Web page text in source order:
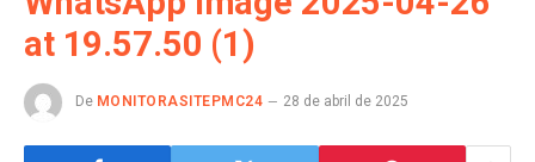
at 19.57.50 (1)
De MONITORASITEPMC24 28 de abril de 2025